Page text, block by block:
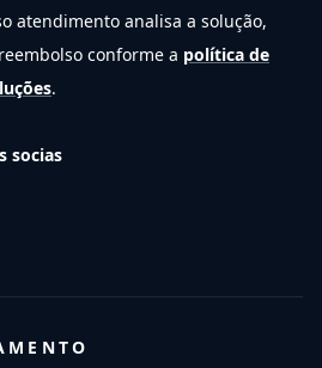
atendimento analisa a solução,
conforme a política de
.
socias